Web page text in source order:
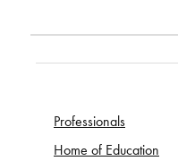
Professionals
Home of Education